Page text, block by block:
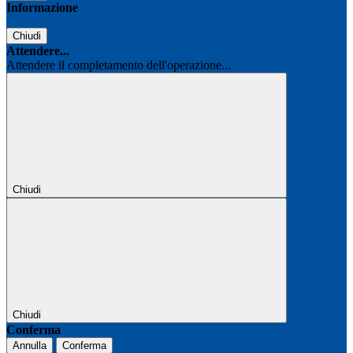
Informazione
Chiudi
Attendere...
Attendere il completamento dell'operazione...
Chiudi
Chiudi
Conferma
Annulla Conferma